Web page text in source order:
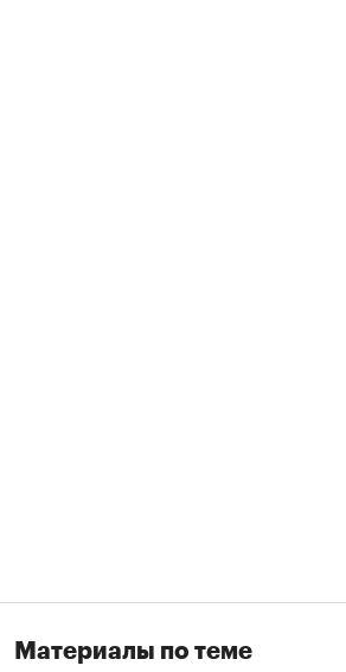
Материалы по теме